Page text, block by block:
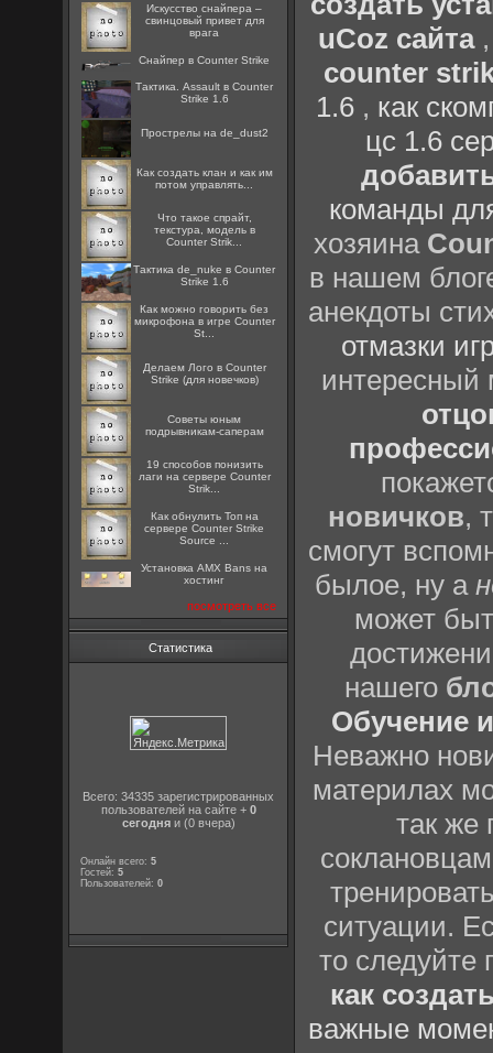
Искусство снайпера –
свинцовый привет для
врага
Снайпер в Counter Strike
Тактика. Assault в Counter
Strike 1.6
Прострелы на de_dust2
Как создать клан и как им
потом управлять...
Что такое спрайт,
текстура, модель в
Counter Strik...
Тактика de_nuke в Counter
Strike 1.6
Как можно говорить без
микрофона в игре Counter
St...
Делаем Лого в Counter
Strike (для новечков)
Советы юным
подрывникам-саперам
19 способов понизить
лаги на сервере Counter
Strik...
Как обнулить Топ на
сервере Counter Strike
Source ...
Установка AMX Bans на
хостинг
посмотреть все
Статистика
Всего: 34335 зарегистрированных
пользователей на сайте + 0
сегодняи (0 вчера)
Онлайн всего:5
Гостей:5
Пользователей:0
uCoz сайта
counter
1.6, как
цс 1.6
команды
хозяина
в нашем
анекдоты
отмазки
интересный
новичков,
смогут
былое, ну а
может
нашего
Обучение
Неважно
материлах
так же
ситуации.
то
как
важные